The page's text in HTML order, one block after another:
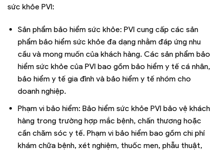
sức khỏe PVI:
Sản phẩm bảo hiểm sức khỏe: PVI cung cấp các sản
phẩm bảo hiểm sức khỏe đa dạng nhằm đáp ứng nhu
cầu và mong muốn của khách hàng. Các sản phẩm bảo
hiểm sức khỏe của PVI bao gồm bảo hiểm y tế cá nhân,
bảo hiểm y tế gia đình và bảo hiểm y tế nhóm cho
doanh nghiệp.
Phạm vi bảo hiểm: Bảo hiểm sức khỏe PVI bảo vệ khách
hàng trong trường hợp mắc bệnh, chấn thương hoặc
cần chăm sóc y tế. Phạm vi bảo hiểm bao gồm chi phí
khám chữa bệnh, xét nghiệm, thuốc men, phẫu thuật,